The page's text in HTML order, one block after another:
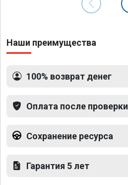
Наши преимущества
100% возврат денег
Оплата после проверки
Сохранение ресурса
Гарантия 5 лет